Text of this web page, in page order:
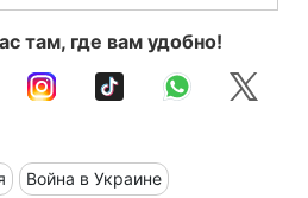
там, где вам удобно!
Война в Украине